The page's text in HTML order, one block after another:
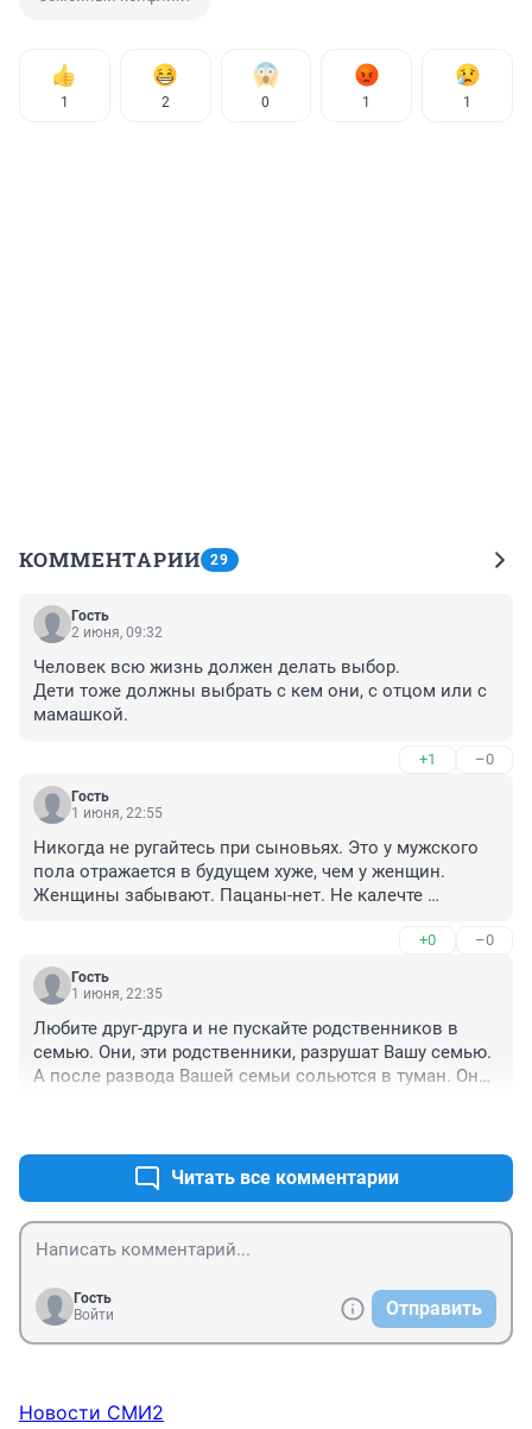
1 2 0 1 1
КОММЕНТАРИИ 29
Гость
2 июня, 09:32
Человек всю жизнь должен делать выбор.
Дети тоже должны выбрать с кем они, с отцом или с
мамашкой.
+1 –0
Гость
1 июня, 22:55
Никогда не ругайтесь при сыновьях. Это у мужского
пола отражается в будущем хуже, чем у женщин.
Женщины забывают. Пацаны-нет. Не калечте
+0 –0
Гость
1 июня, 22:35
Любите друг-друга и не пускайте родственников в
семью. Они, эти родственники, разрушат Вашу семью.
А после развода Вашей семьи сольются в туман. Они
Читать все комментарии
Гость
Войти
Отправить
Новости СМИ2